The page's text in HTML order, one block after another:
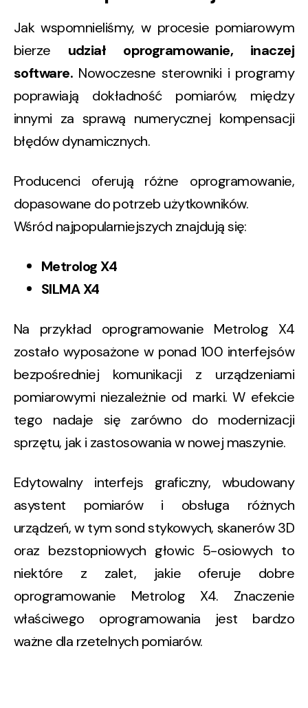
Jak wspomnieliśmy, w procesie pomiarowym
bierze udział oprogramowanie, inaczej
software. Nowoczesne sterowniki i programy
poprawiają dokładność pomiarów, między
innymi za sprawą numerycznej kompensacji
błędów dynamicznych.
Producenci oferują różne oprogramowanie,
dopasowane do potrzeb użytkowników.
Wśród najpopularniejszych znajdują się:
Metrolog X4
SILMA X4
Na przykład oprogramowanie Metrolog X4
zostało wyposażone w ponad 100 interfejsów
bezpośredniej komunikacji z urządzeniami
pomiarowymi niezależnie od marki. W efekcie
tego nadaje się zarówno do modernizacji
sprzętu, jak i zastosowania w nowej maszynie.
Edytowalny interfejs graficzny, wbudowany
asystent pomiarów i obsługa różnych
urządzeń, w tym sond stykowych, skanerów 3D
oraz bezstopniowych głowic 5-osiowych to
niektóre z zalet, jakie oferuje dobre
oprogramowanie Metrolog X4. Znaczenie
właściwego oprogramowania jest bardzo
ważne dla rzetelnych pomiarów.